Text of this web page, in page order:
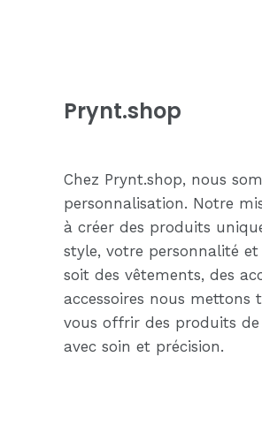
Prynt.shop
Chez Prynt.shop, nous
personnalisation. Notre
à créer des produits
style, votre personnalité et
soit des vêtements, des
accessoires nous
vous offrir des produits
avec soin et précision.